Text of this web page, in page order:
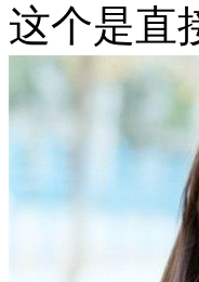
这个是直